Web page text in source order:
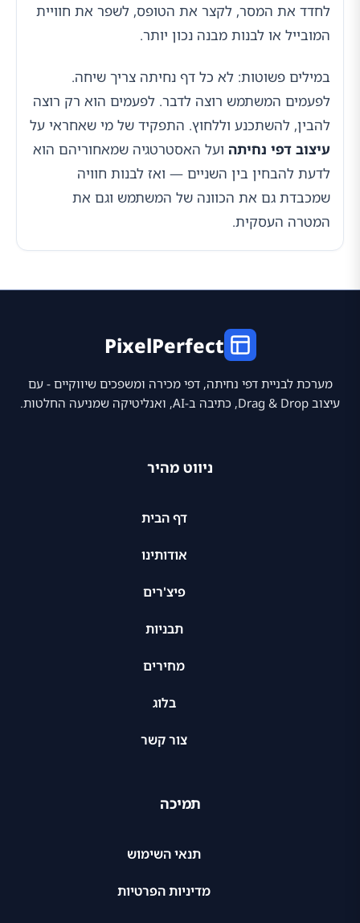
לחדד את המסר, לקצר את הטופס, לשפר את חוויית
המובייל או לבנות מבנה נכון יותר.
במילים פשוטות: לא כל דף נחיתה צריך שיחה.
לפעמים המשתמש רוצה לדבר. לפעמים הוא רק רוצה
להבין, להשתכנע וללחוץ. התפקיד של מי שאחראי על
עיצוב דפי נחיתה ועל האסטרטגיה שמאחוריהם הוא
לדעת להבחין בין השניים — ואז לבנות חוויה
שמכבדת גם את הכוונה של המשתמש וגם את
המטרה העסקית.
PixelPerfect
מערכת לבניית דפי נחיתה, דפי מכירה ומשפכים שיווקיים - עם
עיצוב Drag & Drop, כתיבה ב-AI, ואנליטיקה שמניעה החלטות.
ניווט מהיר
דף הבית
אודותינו
פיצ'רים
תבניות
מחירים
בלוג
צור קשר
תמיכה
תנאי השימוש
מדיניות הפרטיות